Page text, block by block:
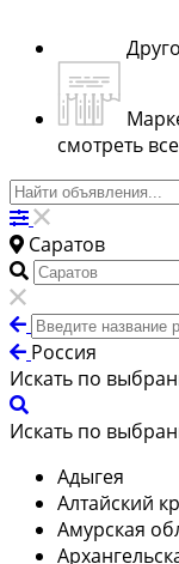
смотреть
Саратов
Россия
Искать по
Искать по
Адыгея
Алтайский
Амурская